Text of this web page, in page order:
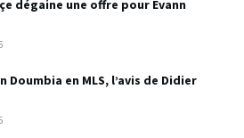
dégaine une offre pour Evann
Doumbia en MLS, l’avis de Didier